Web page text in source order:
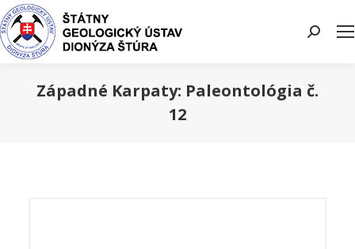
Search:
Západné Karpaty: Paleontológia č.
12